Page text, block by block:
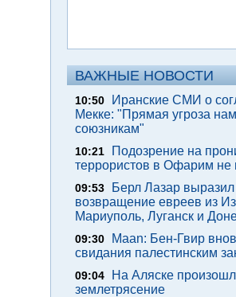
ВАЖНЫЕ НОВОСТИ
10:50
Иранские СМИ о
Мекке: "Прямая угроза
союзникам"
10:21
Подозрение на
террористов в Офарим не
09:53
Берл Лазар
возвращение евреев из
Мариуполь, Луганск и
09:30
Maan: Бен-Гвир
свидания палестинским
09:04
На Аляске
землетрясение